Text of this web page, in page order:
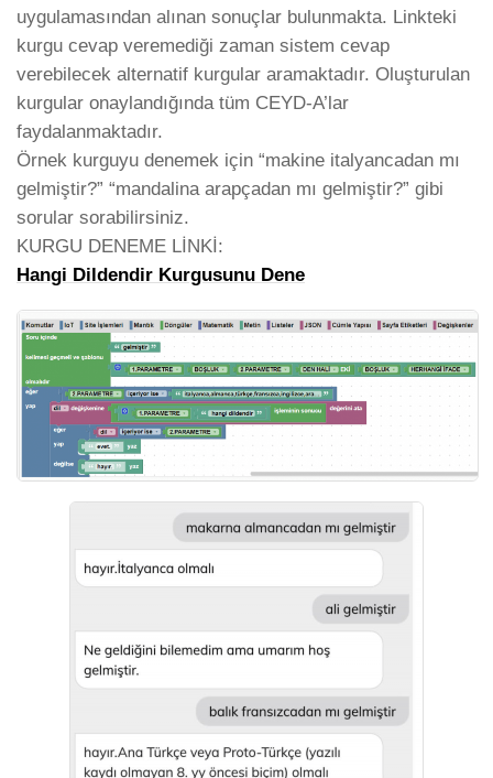
uygulamasından alınan sonuçlar bulunmakta. Linkteki
kurgu cevap veremediği zaman sistem cevap
verebilecek alternatif kurgular aramaktadır. Oluşturulan
kurgular onaylandığında tüm CEYD-A’lar
faydalanmaktadır.
Örnek kurguyu denemek için “makine italyancadan mı
gelmiştir?” “mandalina arapçadan mı gelmiştir?” gibi
sorular sorabilirsiniz.
KURGU DENEME LİNKİ:
Hangi Dildendir Kurgusunu Dene